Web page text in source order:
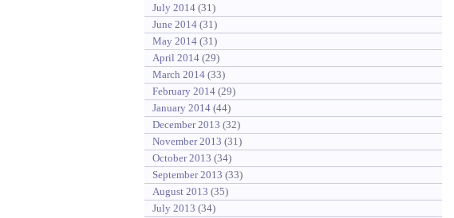
July 2014(31)
June 2014(31)
May 2014(31)
April 2014(29)
March 2014(33)
February 2014(29)
January 2014(44)
December 2013 (32)
November 2013 (31)
October 2013 (34)
September 2013 (33)
August 2013 (35)
July 2013 (34)